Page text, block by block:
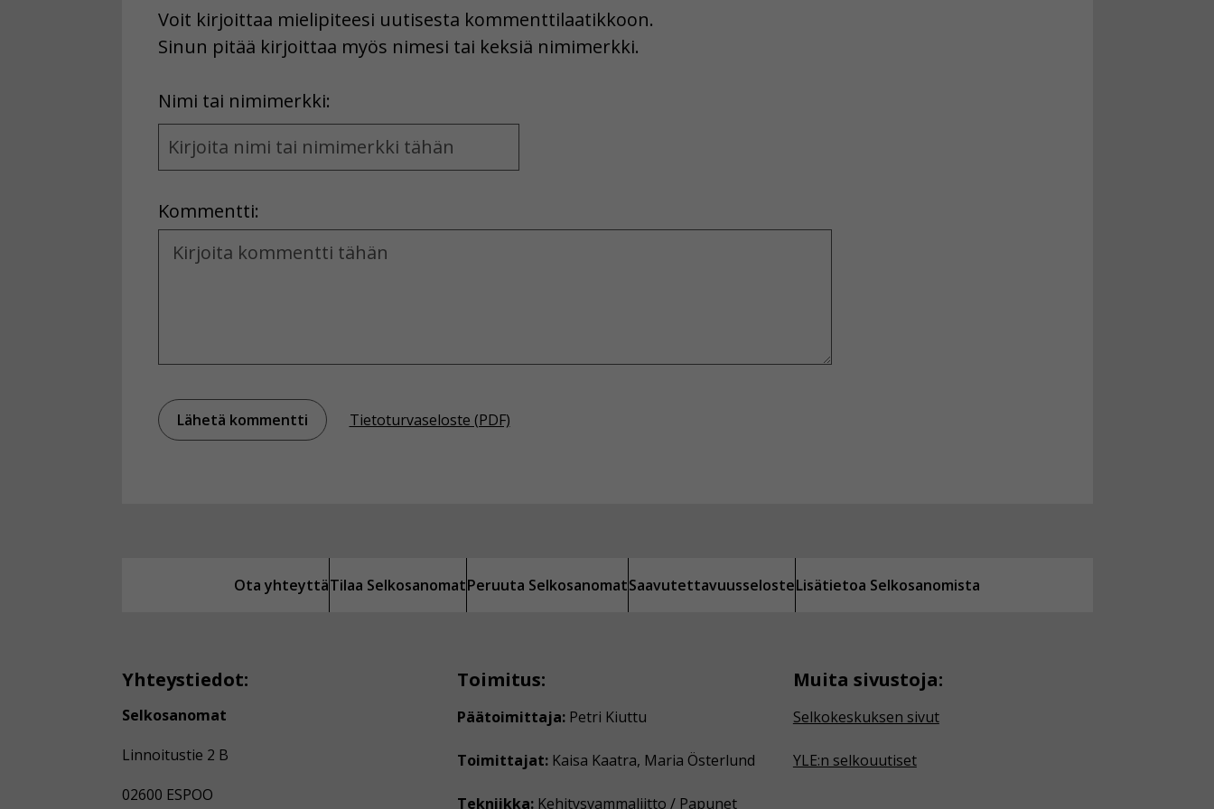
Voit kirjoittaa mielipiteesi uutisesta kommenttilaatikkoon.
Sinun pitää kirjoittaa myös nimesi tai keksiä nimimerkki.
Nimi tai nimimerkki:
Name
and
Kommentti:
Kommentti
Tietoturvaseloste (PDF)
Ota yhteyttäTilaa SelkosanomatPeruuta SelkosanomatSaavutettavuusselosteLisätietoa Selkosanomista
Yhteystiedot:
Selkosanomat
Linnoitustie 2 B
02600 ESPOO
Toimitus:
Päätoimittaja: Petri Kiuttu
Toimittajat: Kaisa Kaatra, Maria Österlund
Tekniikka: Kehitysvammaliitto / Papunet
Muita sivustoja:
Selkokeskuksen sivut
YLE:n selkouutiset